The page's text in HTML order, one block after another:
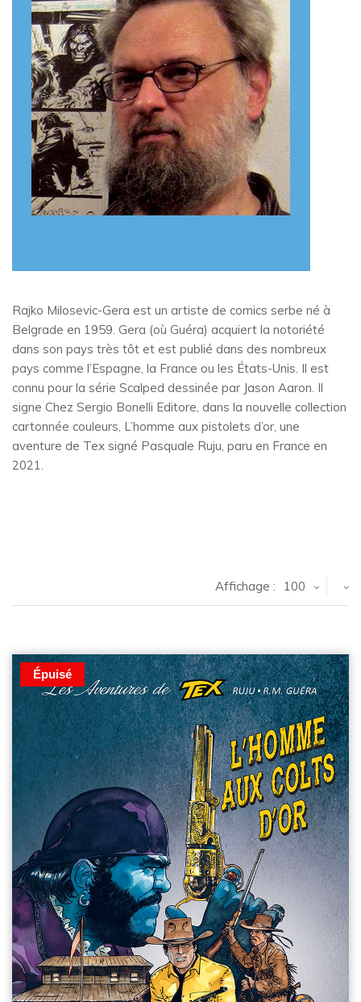
Rajko Milosevic-Gera est un artiste de comics serbe né à
Belgrade en 1959. Gera (où Guéra) acquiert la notoriété
dans son pays très tôt et est publié dans des nombreux
pays comme l’Espagne, la France ou les États-Unis. Il est
connu pour la série Scalped dessinée par Jason Aaron. Il
signe Chez Sergio Bonelli Editore, dans la nouvelle collection
cartonnée couleurs, L’homme aux pistolets d’or, une
aventure de Tex signé Pasquale Ruju, paru en France en
2021.
Affichage : 100
Épuisé